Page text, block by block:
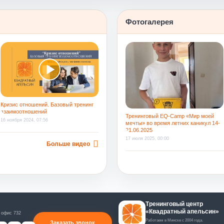
Кризис отношений. Базовый тренинг
взаимоотношений
16 ноября 2024, 07:56
Больше видео
Фотогалерея
Тренинговый EQ-Camp «Мир моей
мечты» во время летних каникул 14-
21.06.2025
17 июля 2025, 00:00
Тренинговый центр
«Квадратный апельсин»
Работаем в Минске с 2004 года.
Заказать звонок
732